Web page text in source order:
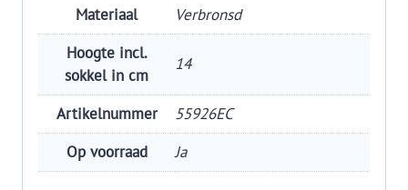
Materiaal
Verbronsd
Hoogte incl.
sokkel in cm
14
Artikelnummer
55926EC
Op voorraad
Ja